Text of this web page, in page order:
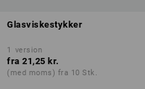
Glasviskestykker
1 version
fra 21,25 kr.
(med moms) fra 10 Stk.